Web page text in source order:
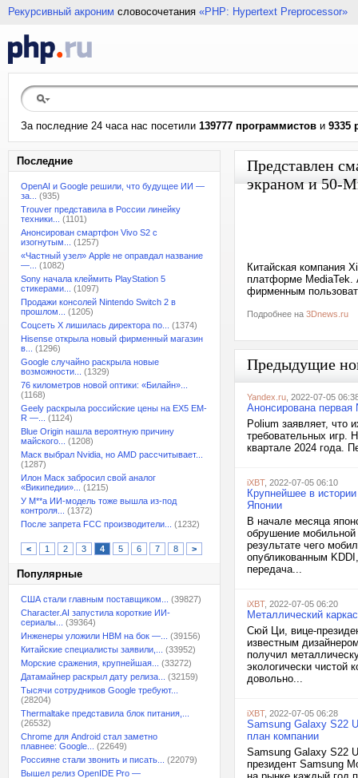
Рекурсивный акроним словосочетания «PHP: Hypertext Preprocessor»
За последние 24 часа нас посетили 139777 программистов и 9335
Последние
OpenAI и Google решили, что будущее ИИ —
за...
(935)
Trouver представила в России линейку
техники...
(1101)
Анонсирован смартфон Vivo S2 с
изогнутым...
(1257)
«Частный узел» Apple не оправдал название
—...
(1082)
Sony начала клеймить PlayStation 5
стикерами...
(1097)
Продажи консолей Nintendo Switch 2 в
прошлом...
(1205)
Соцсеть X лишилась директора по...
(1374)
Hisense открыла новый фирменный магазин
в...
(1296)
Google случайно раскрыла новые
возможности...
(1329)
76 километров новой оптики: «Билайн»...
(1168)
Geely раскрыла российские цены на EX5 EM-
R —...
(1124)
Blue Origin нашла вероятную причину
майского...
(1208)
Маск выбрал Nvidia, но AMD рассчитывает...
(1287)
Илон Маск забросил свой аналог
«Википедии»...
(1215)
У M**a ИИ-модель тоже вышла из-под
контроля...
(1372)
После запрета FCC производители...
(1232)
< 1 2 3 4 5 6 7 8 >
Популярные
США стали главным поставщиком...
(39827)
Character.AI запустила короткие ИИ-
сериалы...
(39364)
Инженеры уложили HBM на бок —...
(39156)
Китайские специалисты заявили,...
(33952)
Морские сражения, крупнейшая...
(33272)
Датамайнер раскрыл дату релиза...
(32159)
Тысячи сотрудников Google требуют...
(28204)
Thermaltake представила блок питания,...
(26532)
Chrome для Android стал заметно
плавнее: Google...
(22649)
Россияне стали звонить и писать...
(22079)
Вышел релиз OpenIDE Pro —
Представлен
экраном и 50-
Китайская компания
платформе MediaTek.
фирменным
Подробнее на 3Dnews.ru
Предыдущие
Yandex.ru , 2022-07-05
Анонсирована первая
Polium заявляет, что
требовательных игр.
квартале 2024 года.
iXBT, 2022-07-05 06:10
Крупнейшее в
Японии
В начале месяца
обрушение
результате чего
опубликованным
передача...
iXBT, 2022-07-05 06:20
Металлический
Сюй Ци, вице-
известным
получил
экологически чистой
довольно...
iXBT, 2022-07-05 06:28
Samsung Galaxy S22
план компании
Samsung Galaxy S22
президент Samsung